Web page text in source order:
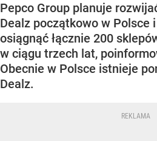
Pepco Group planuje
Dealz początkowo w Polsce
osiągnąć łącznie 200
w ciągu trzech lat,
Obecnie w Polsce istnieje
Dealz.